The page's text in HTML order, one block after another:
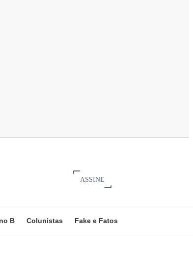
ASSINE
B Colunistas Fake e Fatos